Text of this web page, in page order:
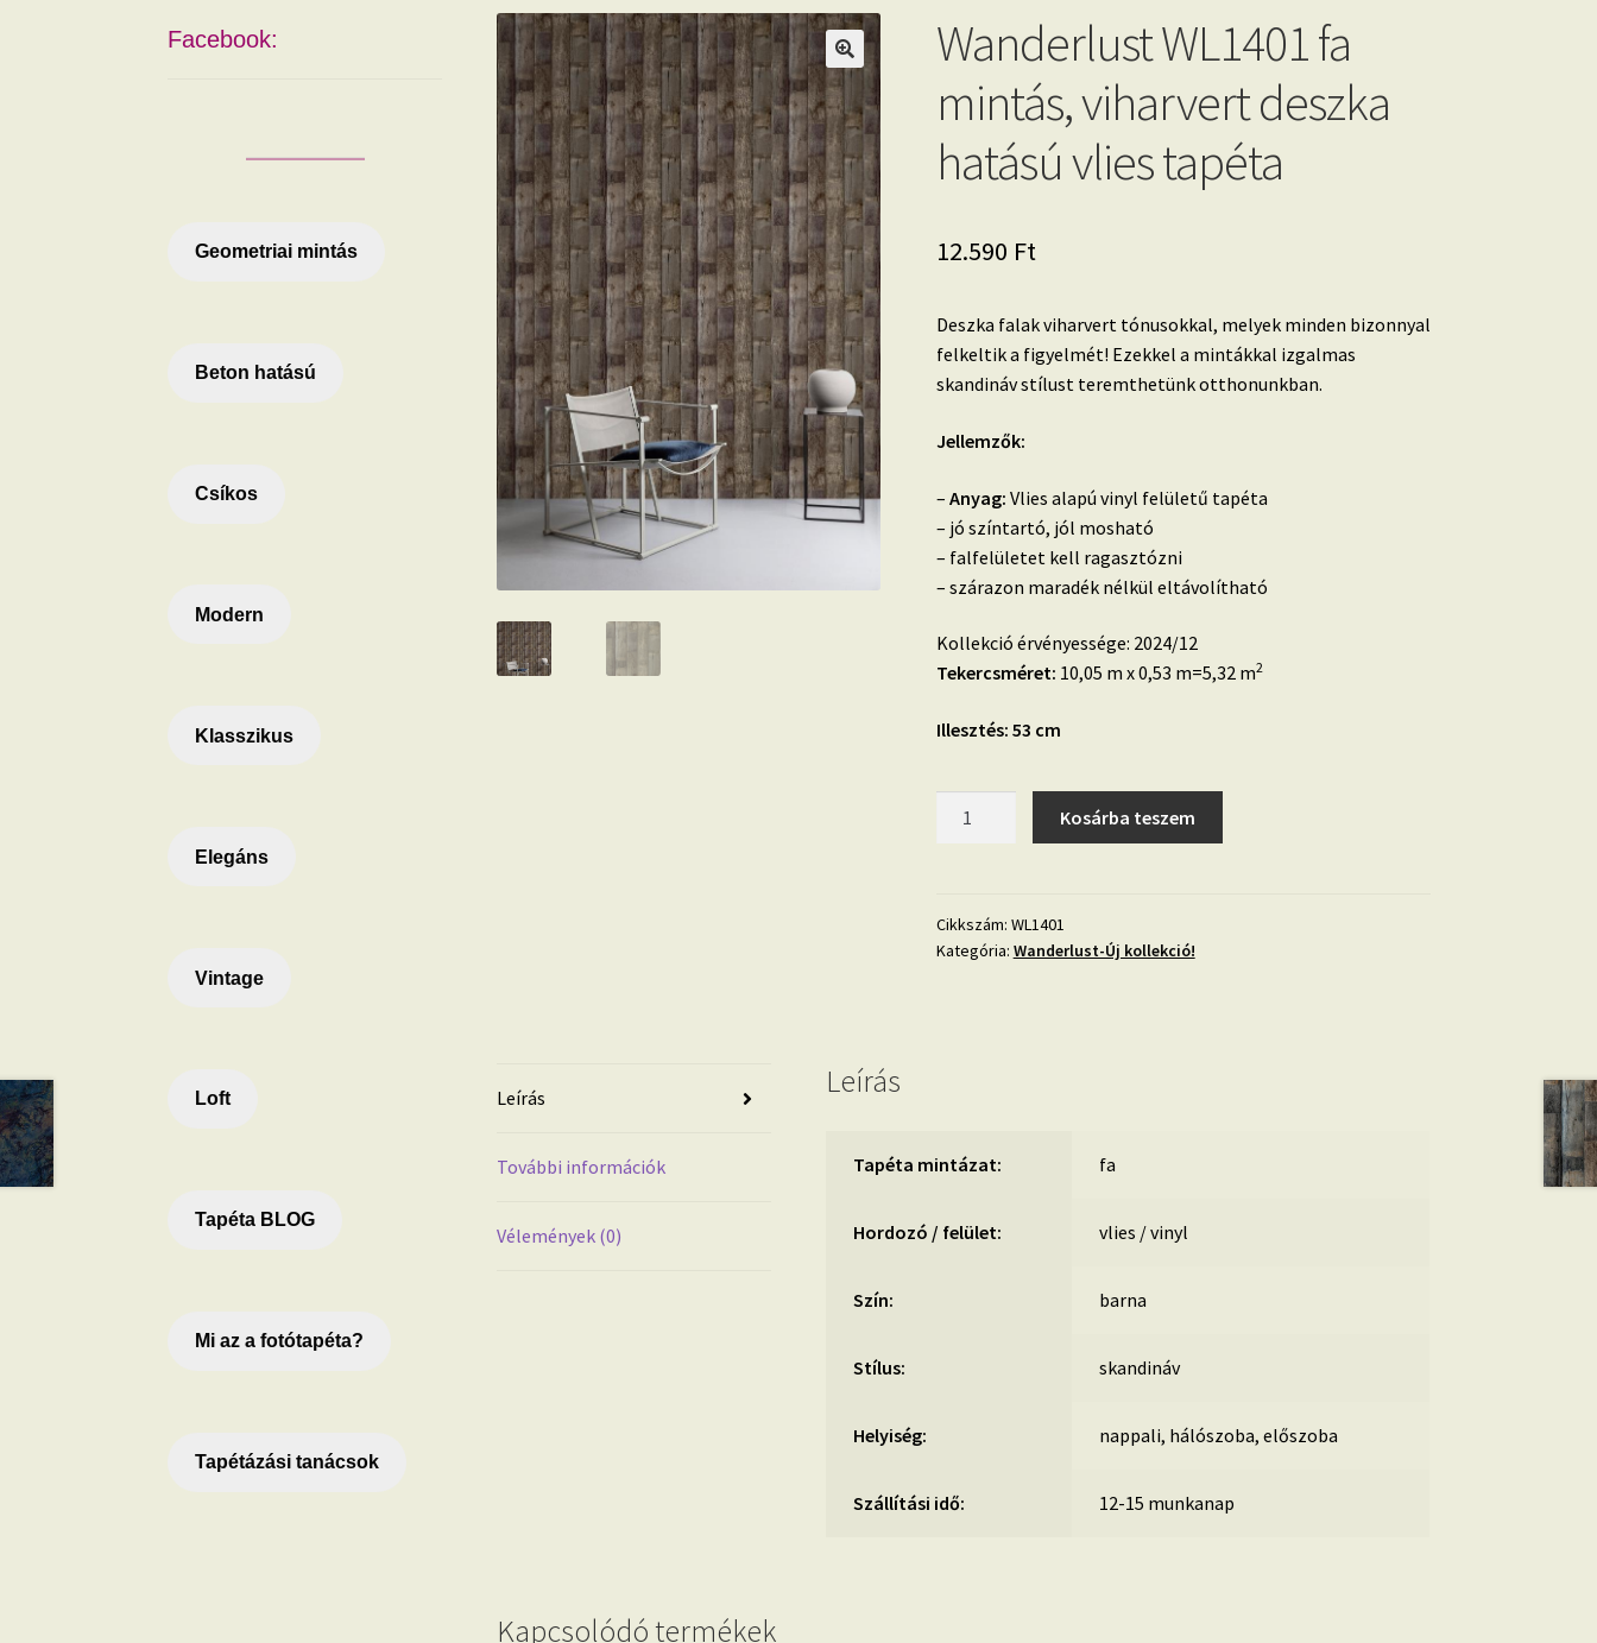
Wanderlust WL1401 fa
mintás, viharvert deszka
hatású vlies tapéta
12.590 Ft
Deszka falak viharvert tónusokkal, melyek minden bizonnyal
felkeltik a figyelmét! Ezekkel a mintákkal izgalmas
skandináv stílust teremthetünk otthonunkban.
Jellemzők:
– Anyag: Vlies alapú vinyl felületű tapéta
– jó színtartó, jól mosható
– falfelületet kell ragasztózni
– szárazon maradék nélkül eltávolítható
Kollekció érvényessége: 2024/12
Tekercsméret: 10,05 m x 0,53 m=5,32 m2
Illesztés: 53 cm
viharvert
deszka
Kosárba teszem
Cikkszám: WL1401
Kategória: Wanderlust-Új kollekció!
Leírás
További információk
Vélemények (0)
Leírás
Tapéta mintázat: fa
Hordozó / felület: vlies / vinyl
Szín: barna
Stílus: skandináv
Helyiség: nappali, hálószoba, előszoba
Szállítási idő: 12-15 munkanap
Kapcsolódó termékek
Facebook:
Geometriai mintás
Beton hatású
Csíkos
Modern
Klasszikus
Elegáns
Vintage
Loft
Tapéta BLOG
Mi az a fotótapéta?
Tapétázási tanácsok